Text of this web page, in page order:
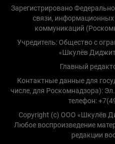
Зарегистрировано
связи, информационных
коммуникаций
Учредитель: Общество с
«Шкулёв
Главный
Контактные данные для
числе, для Роскомнадзора):
телефон:
Copyright (с) ООО «Шкулёв
Любое воспроизведение
редакции